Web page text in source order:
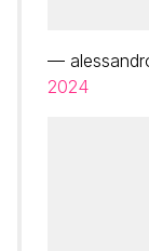
—
2024